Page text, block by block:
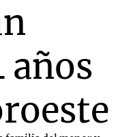
años